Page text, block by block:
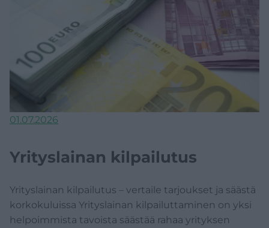
01.07.2026
Yrityslainan kilpailutus
Yrityslainan kilpailutus – vertaile tarjoukset ja säästä
korkokuluissa Yrityslainan kilpailuttaminen on yksi
helpoimmista tavoista säästää rahaa yrityksen